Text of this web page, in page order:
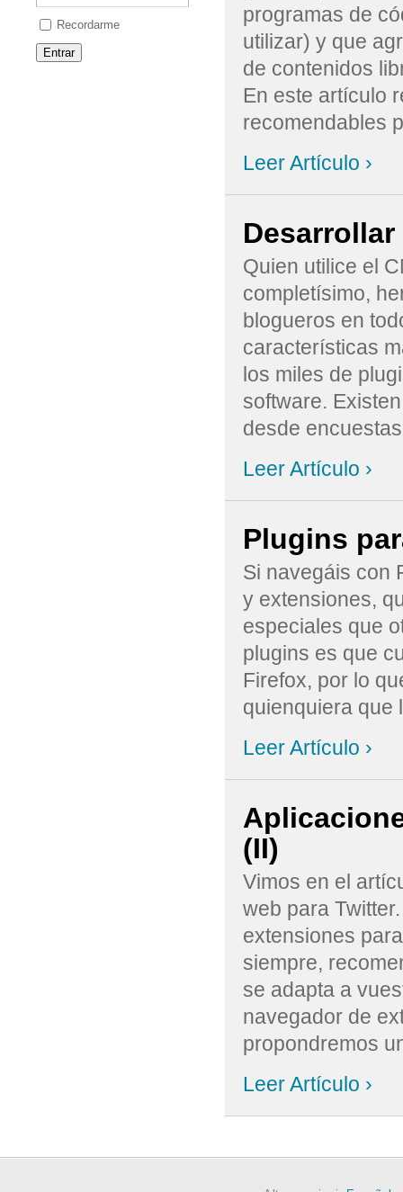
Recordarme
programas de
utilizar) y que
de contenidos
En este artículo
recomendables
Leer Artículo ›
Quien utilice el
completísimo,
blogueros en
características
los miles de
software.
desde
Leer Artículo ›
Plugins
Si navegáis con
y extensiones,
especiales que
plugins es que
Firefox, por lo
quienquiera que
Leer Artículo ›
(II)
Vimos en el
web para
extensiones
siempre,
se adapta a
navegador de
propondremos
Leer Artículo ›